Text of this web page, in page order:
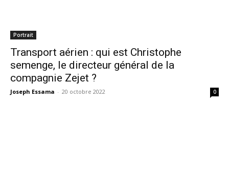
Portrait
Transport aérien : qui est Christophe
semenge, le directeur général de la
compagnie Zejet ?
Joseph Essama - 20 octobre 2022 0